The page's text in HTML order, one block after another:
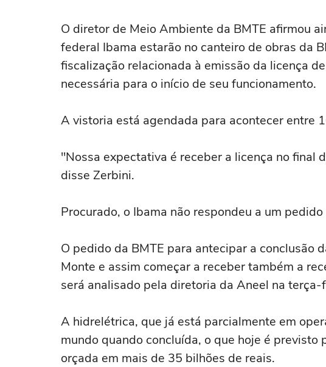
O diretor de Meio Ambiente da BMTE afirmou
federal Ibama estarão no canteiro de obras da
fiscalização relacionada à emissão da licença
necessária para o início de seu funcionamento.
A vistoria está agendada para acontecer entre
"Nossa expectativa é receber a licença no final
disse Zerbini.
Procurado, o Ibama não respondeu a um
O pedido da BMTE para antecipar a conclusão
Monte e assim começar a receber também a
será analisado pela diretoria da Aneel na terça-
A hidrelétrica, que já está parcialmente em
mundo quando concluída, o que hoje é previsto
orçada em mais de 35 bilhões de reais.